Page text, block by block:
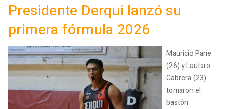
Presidente Derqui lanzó su
primera fórmula 2026
Mauricio Pane
(26) y Lautaro
Cabrera (23)
tomaron el
bastón